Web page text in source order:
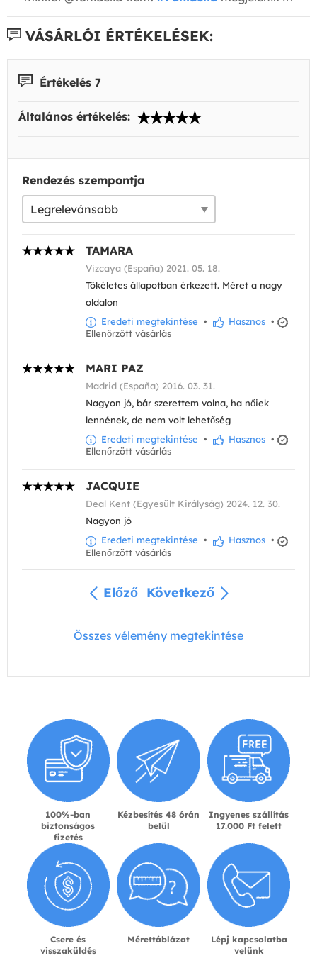
VÁSÁRLÓI ÉRTÉKELÉSEK:
Értékelés 7
Általános értékelés:
Rendezés szempontja
TAMARA
Vizcaya (España) 2021. 05. 18.
Tökéletes állapotban érkezett. Méret a nagy
oldalon
Eredeti megtekintése • Hasznos •
Ellenőrzött vásárlás
MARI PAZ
Madrid (España) 2016. 03. 31.
Nagyon jó, bár szerettem volna, ha nőiek
lennének, de nem volt lehetőség
Eredeti megtekintése • Hasznos •
Ellenőrzött vásárlás
JACQUIE
Deal Kent (Egyesült Királyság) 2024. 12. 30.
Nagyon jó
Eredeti megtekintése • Hasznos •
Ellenőrzött vásárlás
Előző Következő
Összes vélemény megtekintése
100%-ban
biztonságos
fizetés
Kézbesítés 48 órán
belül
Ingyenes szállítás
17.000 Ft felett
Csere és
visszaküldés
Mérettáblázat
Lépj kapcsolatba
velünk